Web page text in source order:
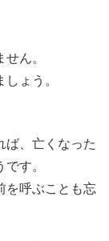
ん。
ょう。
ば、亡くなった
す。
を呼ぶことも忘